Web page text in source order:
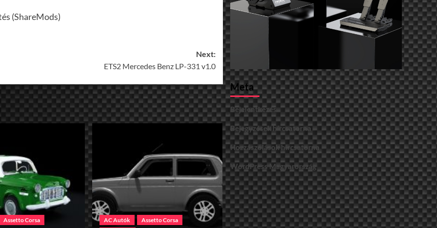
(ShareMods)
Next:
ETS2 Mercedes Benz LP-331 v1.0
Assetto Corsa
AC Autók
Assetto Corsa
Meta
Bejelentkezés
Bejegyzések hírcsatorna
Hozzászólások hírcsatorna
WordPress Magyarország